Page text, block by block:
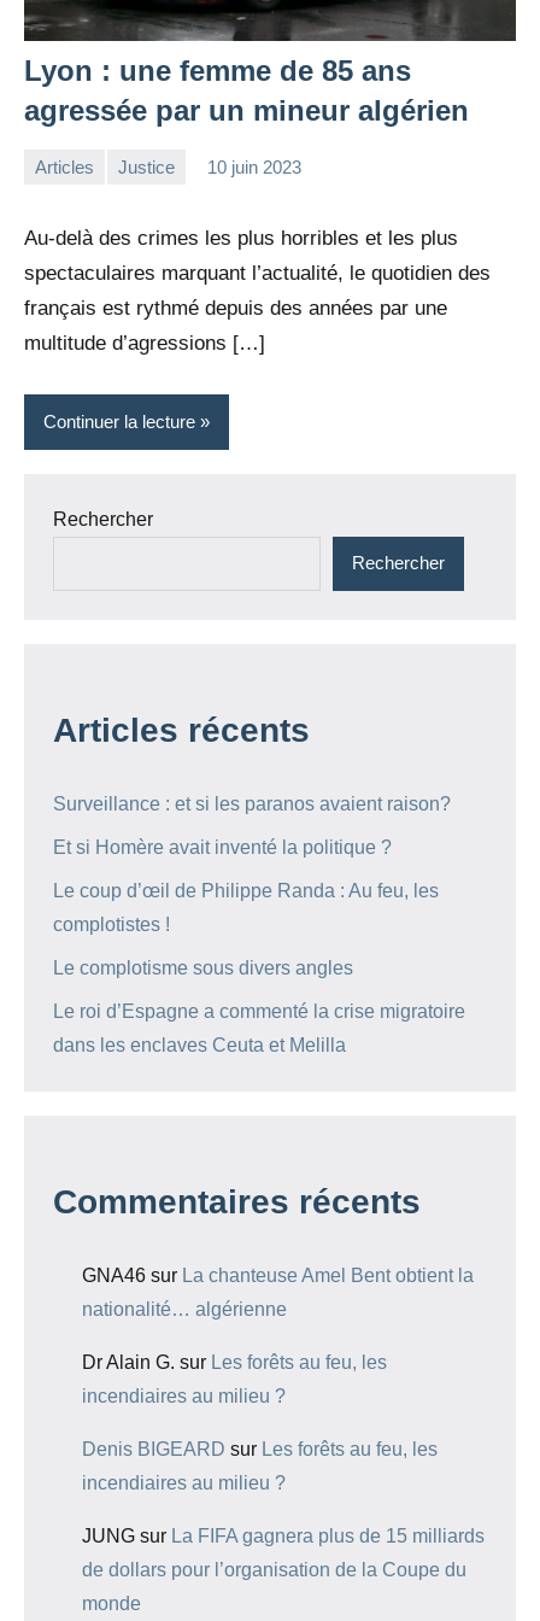
Lyon : une femme de 85 ans
agressée par un mineur algérien
Articles Justice 10 juin 2023
Au-delà des crimes les plus horribles et les plus
spectaculaires marquant l’actualité, le quotidien des
français est rythmé depuis des années par une
multitude d’agressions […]
Continuer la lecture
Rechercher
Rechercher
Articles récents
Surveillance : et si les paranos avaient raison?
Et si Homère avait inventé la politique ?
Le coup d’œil de Philippe Randa : Au feu, les
complotistes !
Le complotisme sous divers angles
Le roi d’Espagne a commenté la crise migratoire
dans les enclaves Ceuta et Melilla
Commentaires récents
GNA46 sur La chanteuse Amel Bent obtient la
nationalité… algérienne
Dr Alain G. sur Les forêts au feu, les
incendiaires au milieu ?
Denis BIGEARD sur Les forêts au feu, les
incendiaires au milieu ?
JUNG sur La FIFA gagnera plus de 15 milliards
de dollars pour l’organisation de la Coupe du
monde